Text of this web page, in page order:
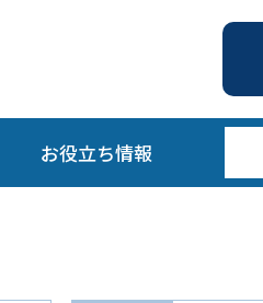
お役立ち情報